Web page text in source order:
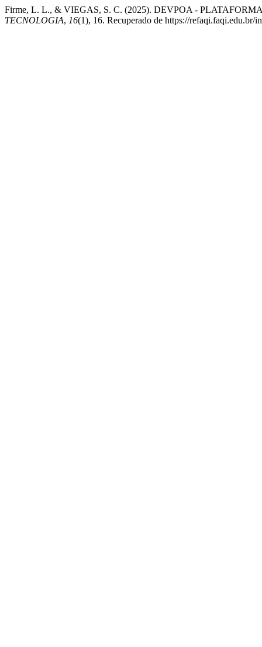
Firme, L. L., & VIEGAS, S. C. (2025). DEVPOA -
TECNOLOGIA, 16(1), 16. Recuperado de https://refaqi.faqi.edu.br/